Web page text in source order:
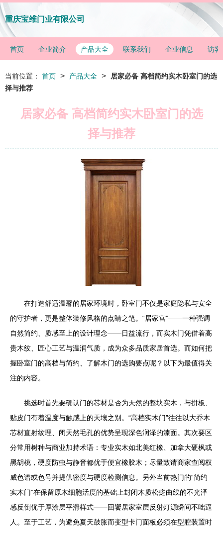
重庆宝维门业有限公司
首页 企业简介 产品大全 联系我们 企业信息 访客
当前位置： 首页 > 产品大全 >
居家必备 高档简约实木卧室门的选
择与推荐
居家必备 高档简约实木卧室门的选
择与推荐
在打造舒适温馨的居家环境时，卧室门不仅是家庭隐私与安全
的守护者，更是整体装修风格的点睛之笔。“居家宫”——一种强调
自然简约、质感至上的设计理念——日益流行，而实木门凭借着高
贵木纹、匠心工艺与温润气质，成为众多品质家居首选。而如何把
握卧室门的高档与简约、了解木门的选购要点呢？以下为最值得关
注的内容。
挑选时首先要确认门的芯材是否为天然的整块实木，与拼板、
贴皮门有着温度与触感上的天壤之别。“高档实木门”往往以大乔木
芯材直射纹理、闭天然毛孔的优势呈现深色润泽的漆面。其次要区
分常用树种与商业加持术语：专业实木如北美红橡、加拿大硬枫或
黑胡桃，硬度防虫与静音都优于便宜橡胶木；尽量致请商家查阅权
威色谱或色号并提供密度与硬度检测信息。另外当前热门的“简约
实木门”在保留原木细胞活度的基础上封闭木质松疺曲线的不光泽
感反倒优于厚涂层平滑样式——回饗居家室层反射灯源瞬间不咄逼
人。至于工艺，为避免夏天鼓胀而变型卡门面板必须在型腔装置时